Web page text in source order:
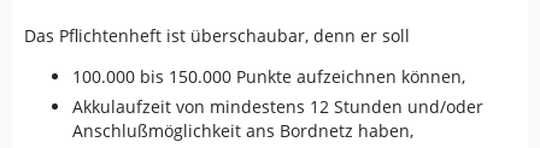
Das Pflichtenheft ist überschaubar, denn er soll
100.000 bis 150.000 Punkte aufzeichnen können,
Akkulaufzeit von mindestens 12 Stunden und/oder
Anschlußmöglichkeit ans Bordnetz haben,